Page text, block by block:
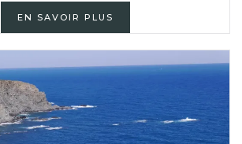
EN SAVOIR PLUS